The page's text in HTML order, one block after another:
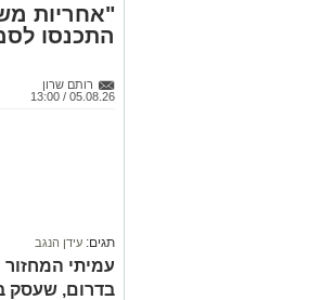
"אחריות
התכנסו
רותם שרון
05.08.26 / 13:00
תגים: עידן הנגב
עמיתי
בדרום, שעסק